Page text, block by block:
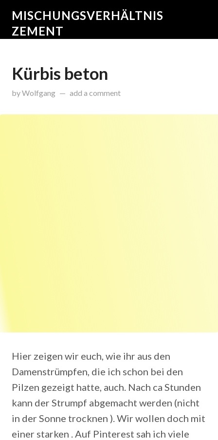
MISCHUNGSVERHÄLTNIS
ZEMENT
Kürbis beton
byWolfgang onOktober 5, 2017
add a comment
Hier zeigen wir euch, wie ihr aus den
Damenstrümpfen, die ich schon bei den
Pilzen gezeigt hatte, auch. Nach ca Stunden
kann der Strumpf abgemacht werden (nicht
in der Sonne trocknen ). Wir wollen doch mit
einer starken . Auf Pinterest sah ich viele